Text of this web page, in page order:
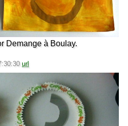
Demange à Boulay.
url